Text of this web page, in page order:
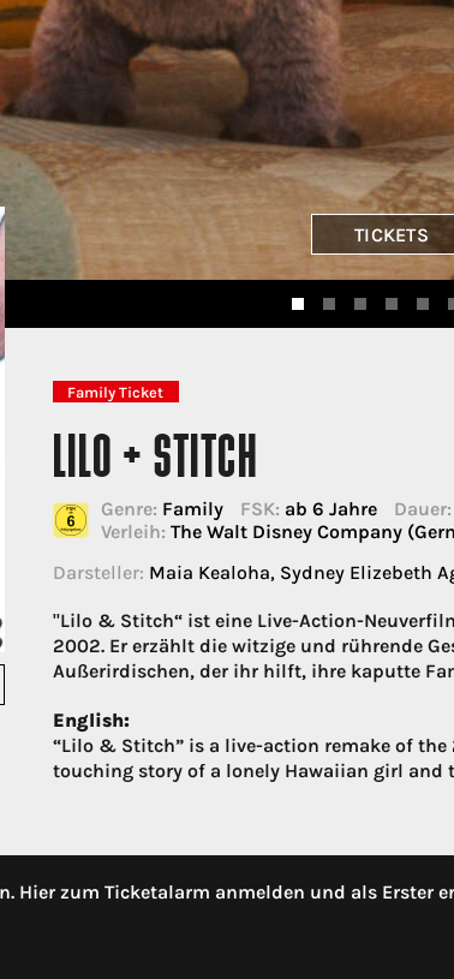
TICKETS
Family Ticket
LILO + STITCH
Genre: Family FSK: ab 6 Jahre Dauer:
Verleih: The Walt Disney Company
Darsteller: Maia Kealoha, Sydney Elizebeth
"Lilo & Stitch“ ist eine Live-Action-
2002. Er erzählt die witzige und rührende
Außerirdischen, der ihr hilft, ihre kaputte
English:
“Lilo & Stitch” is a live-action remake of
touching story of a lonely Hawaiian girl and
Hier zum Ticketalarm anmelden und als Erster